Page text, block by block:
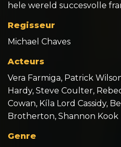
hele wereld succesvolle
Regisseur
Michael Chaves
Acteurs
Vera Farmiga, Patrick
Hardy, Steve Coulter,
Cowan, Kíla Lord Cassidy,
Brotherton, Shannon Kook
Genre